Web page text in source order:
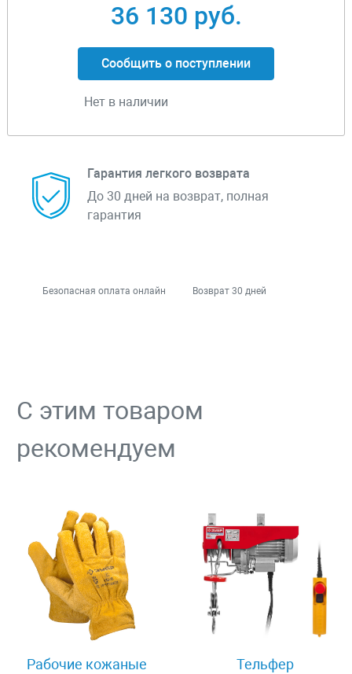
36 130 руб.
Сообщить о поступлении
Нет в наличии
Гарантия легкого возврата
До 30 дней на возврат, полная
гарантия
Безопасная оплата онлайн Возврат 30 дней
С этим товаром
рекомендуем
Рабочие кожаные
Тельфер